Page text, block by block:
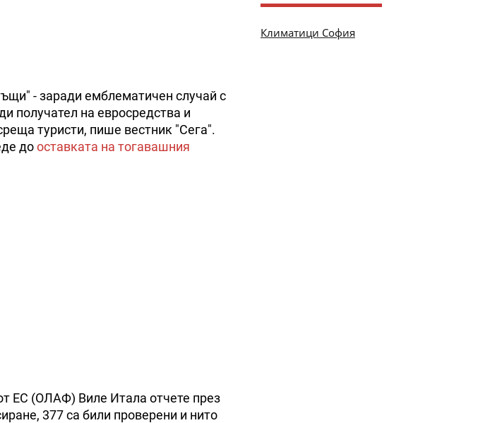
- заради емблематичен случай с
получател на евросредства и
туристи, пише вестник "Сега".
дооставката на тогавашния
ЕС (ОЛАФ) Виле Итала отчете през
377 са били проверени и нито
Климатици София